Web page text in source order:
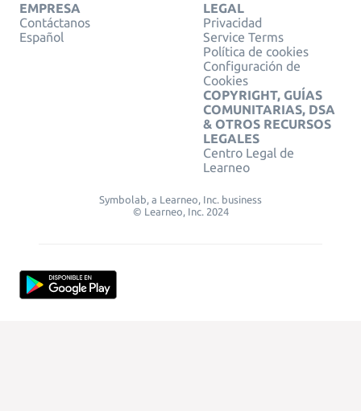
EMPRESA
Contáctanos
Español
LEGAL
Privacidad
Service Terms
Política de cookies
Configuración de
Cookies
COPYRIGHT, GUÍAS
COMUNITARIAS, DSA
& OTROS RECURSOS
LEGALES
Centro Legal de
Learneo
Symbolab, a Learneo, Inc. business
© Learneo, Inc. 2024